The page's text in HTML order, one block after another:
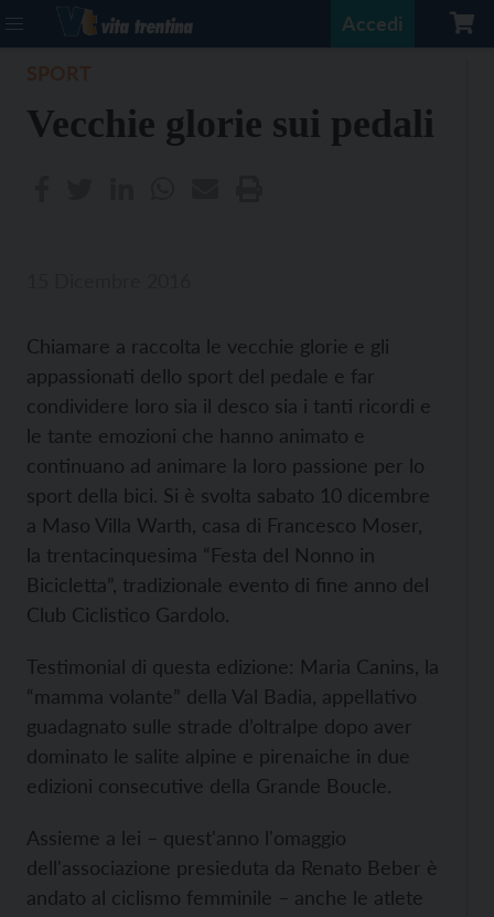
Accedi
Vecchie glorie sui pedali
Chiamare a raccolta le vecchie glorie e gli
appassionati dello sport del pedale e far
condividere loro sia il desco sia i tanti ricordi e
le tante emozioni che hanno animato e
continuano ad animare la loro passione per lo
sport della bici. Si è svolta sabato 10 dicembre
a Maso Villa Warth, casa di Francesco Moser,
la trentacinquesima “Festa del Nonno in
Bicicletta”, tradizionale evento di fine anno del
Club Ciclistico Gardolo.
Testimonial di questa edizione: Maria Canins, la
“mamma volante” della Val Badia, appellativo
guadagnato sulle strade d’oltralpe dopo aver
dominato le salite alpine e pirenaiche in due
edizioni consecutive della Grande Boucle.
Assieme a lei – quest'anno l'omaggio
dell'associazione presieduta da Renato Beber è
andato al ciclismo femminile – anche le atlete